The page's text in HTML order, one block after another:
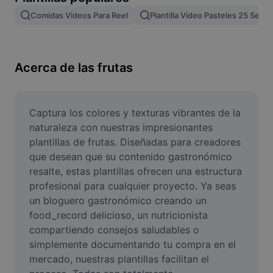
Remove image BG
Image Enhancer
Online Photo Editor
Meme Generator
AI Text Remover
AI People Remover
AI Inpainting
Face Cutout
Comidas Videos Para Reel Plantilla Video Pasteles 25
Acerca de las frutas
Captura los colores y texturas vibrantes de la
naturaleza con nuestras impresionantes
plantillas de frutas. Diseñadas para creadores
que desean que su contenido gastronómico
resalte, estas plantillas ofrecen una estructura
profesional para cualquier proyecto. Ya seas
un bloguero gastronómico creando un
food_record delicioso, un nutricionista
compartiendo consejos saludables o
simplemente documentando tu compra en el
mercado, nuestras plantillas facilitan el